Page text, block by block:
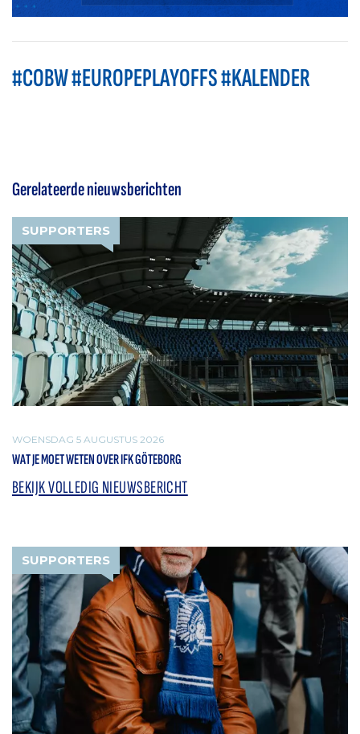
#COBW #EUROPEPLAYOFFS #KALENDER
Gerelateerde nieuwsberichten
SUPPORTERS
WOENSDAG 5 AUGUSTUS 2026
WAT JE MOET WETEN OVER IFK GÖTEBORG
BEKIJK VOLLEDIG NIEUWSBERICHT
SUPPORTERS